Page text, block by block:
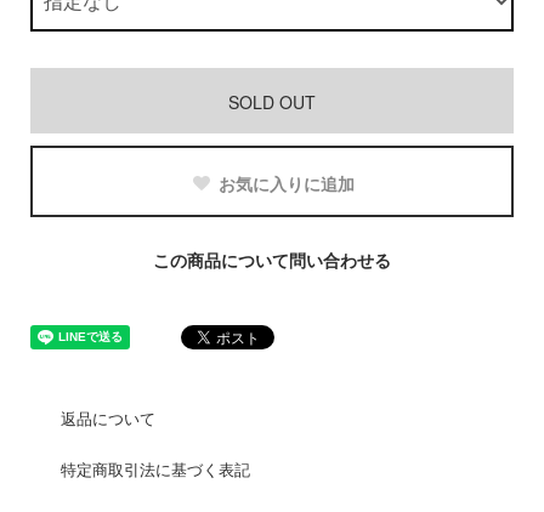
SOLD OUT
お気に入りに追加
この商品について問い合わせる
返品について
特定商取引法に基づく表記